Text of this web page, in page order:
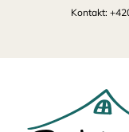
Kontakt: